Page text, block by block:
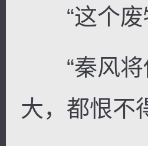
“这个废
“秦风将
大，都恨不